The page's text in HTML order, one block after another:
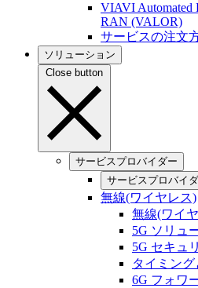
VIAVI Automated
RAN (VALOR)
サービスの注文
ソリューション
Close button
サービスプロバイダー
サービスプロバイ
無線(ワイヤレス)
無線(ワイ
5G ソリュ
5G セキュ
タイミング
6G フォワ